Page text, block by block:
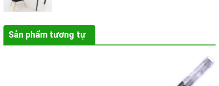
Sản phẩm tương tự